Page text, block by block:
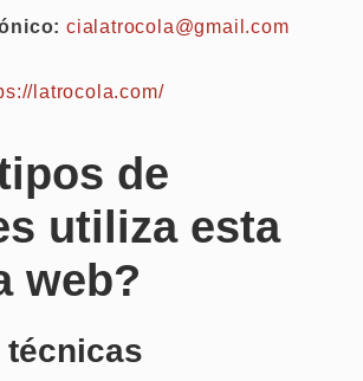
cialatrocola@gmail.com
latrocola.com/
de
utiliza esta
web?
técnicas